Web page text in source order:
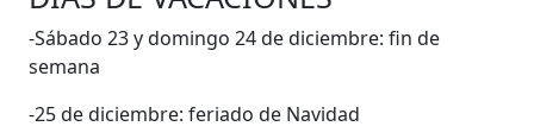
-Sábado 23 y domingo 24 de diciembre: fin de
semana
-25 de diciembre: feriado de Navidad